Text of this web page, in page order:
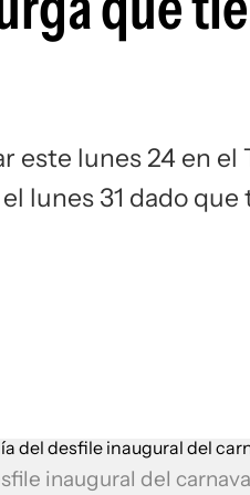
este lunes 24 en el
lunes 31 dado
inaugural del